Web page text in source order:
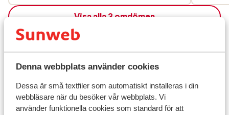
Denna webbplats använder cookies
Dessa är små textfiler som automatiskt installeras i din
webbläsare när du besöker vår webbplats. Vi
använder funktionella cookies som standard för att
Visa alla 3 omdömen
Läge
Visa på karta